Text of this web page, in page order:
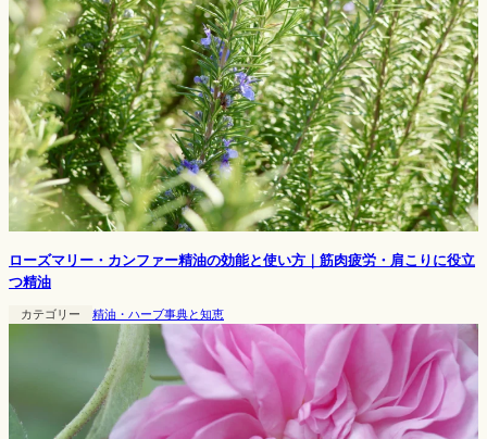
ローズマリー・カンファー精油の効能と使い方｜筋肉疲労・肩こりに役立
つ精油
カテゴリー 精油・ハーブ事典と知恵